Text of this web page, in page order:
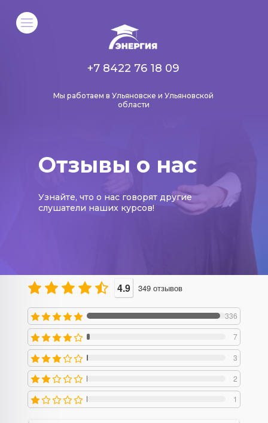
Мы работаем в Ульяновске и Ульяновской
области
+7 8422 76 18 09
Отзывы о нас
Узнайте, что о нас говорят другие
слушатели наших курсов!
4.9 349 отзывов
336
7
3
2
1